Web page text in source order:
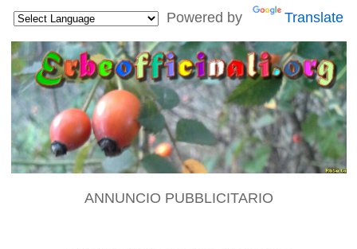
Powered by Translate
ANNUNCIO PUBBLICITARIO